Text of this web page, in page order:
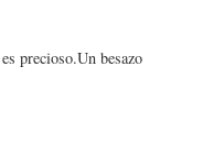
precioso.Un besazo